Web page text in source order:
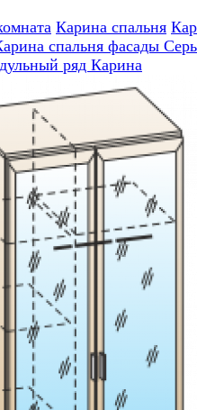
Карина спальня
спальня фасады
ряд Карина